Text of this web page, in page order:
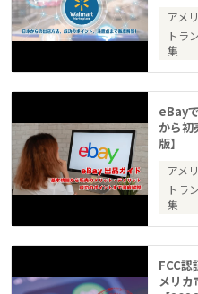
アメ
トラ
集
eBay
から
版】
アメ
トラ
集
FCC認
メリカ